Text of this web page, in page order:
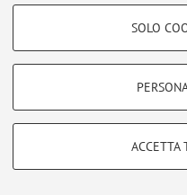
COOKIE DI PROFILAZIONE
COOKIE TECNICI -
Si tratta di cookie tecnici
SOLO
ACCETTA
Accedi tramiteloginper
© 2026 - ALMA MATER
|Note